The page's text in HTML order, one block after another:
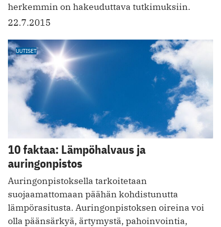
herkemmin on hakeuduttava tutkimuksiin.
22.7.2015
UUTISET
10 faktaa: Lämpöhalvaus ja
auringonpistos
Auringonpistoksella tarkoitetaan
suojaamattomaan päähän kohdistunutta
lämpörasitusta. Auringonpistoksen oireina voi
olla päänsärkyä, ärtymystä, pahoinvointia,